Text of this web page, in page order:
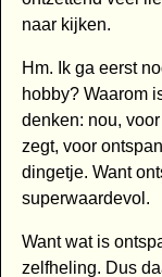
naar kijken.
Hm. Ik ga eerst
hobby? Waarom
denken: nou,
zegt, voor
dingetje. Want
superwaardevol.
Want wat is
zelfheling. Dus